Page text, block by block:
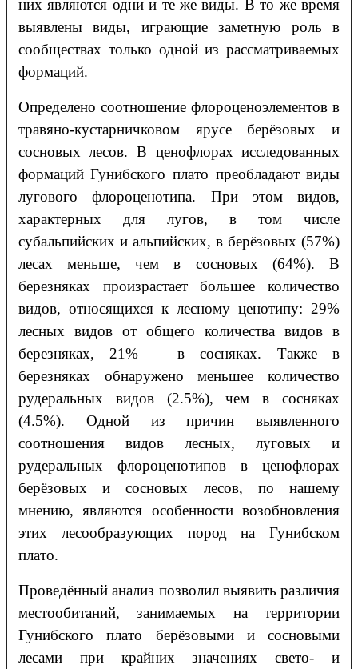
них являются одни и те же виды. В то же время
выявлены виды, играющие заметную роль в
сообществах только одной из рассматриваемых
формаций.
Определено соотношение флороценоэлементов в
травяно-кустарничковом ярусе берёзовых и
сосновых лесов. В ценофлорах исследованных
формаций Гунибского плато преобладают виды
лугового флороценотипа. При этом видов,
характерных для лугов, в том числе
субальпийских и альпийских, в берёзовых (57%)
лесах меньше, чем в сосновых (64%). В
березняках произрастает большее количество
видов, относящихся к лесному ценотипу: 29%
лесных видов от общего количества видов в
березняках, 21% – в сосняках. Также в
березняках обнаружено меньшее количество
рудеральных видов (2.5%), чем в сосняках
(4.5%). Одной из причин выявленного
соотношения видов лесных, луговых и
рудеральных флороценотипов в ценофлорах
берёзовых и сосновых лесов, по нашему
мнению, являются особенности возобновления
этих лесообразующих пород на Гунибском
плато.
Проведённый анализ позволил выявить различия
местообитаний, занимаемых на территории
Гунибского плато берёзовыми и сосновыми
лесами при крайних значениях свето- и